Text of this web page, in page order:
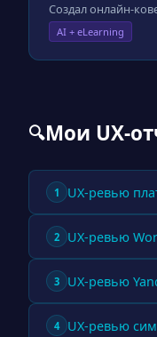
Создал онлайн-
AI + eLearning
🔍Мои UX-
1 UX-ревью
2 UX-ревью
3 UX-ревью
4 UX-ревью